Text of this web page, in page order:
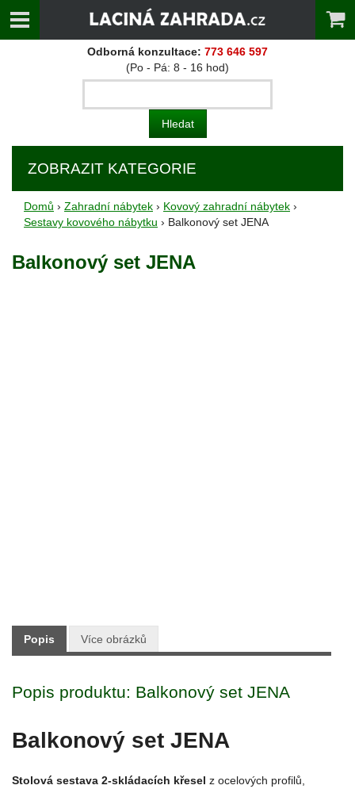
Odborná konzultace: 773 646 597
(Po - Pá: 8 - 16 hod)
ZOBRAZIT KATEGORIE
Domů › Zahradní nábytek › Kovový zahradní nábytek ›
Sestavy kovového nábytku › Balkonový set JENA
Balkonový set JENA
Popis Více obrázků
Popis produktu: Balkonový set JENA
Balkonový set JENA
Stolová sestava 2-skládacích křesel z ocelových profilů,